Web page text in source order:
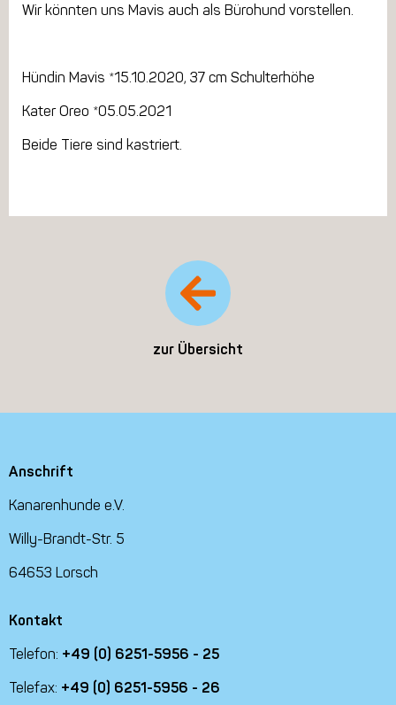
Wir könnten uns Mavis auch als Bürohund vorstellen.
Hündin Mavis *15.10.2020, 37 cm Schulterhöhe
Kater Oreo *05.05.2021
Beide Tiere sind kastriert.
zur Übersicht
Anschrift
Kanarenhunde e.V.
Willy-Brandt-Str. 5
64653 Lorsch
Kontakt
Telefon: +49 (0) 6251-5956 - 25
Telefax: +49 (0) 6251-5956 - 26